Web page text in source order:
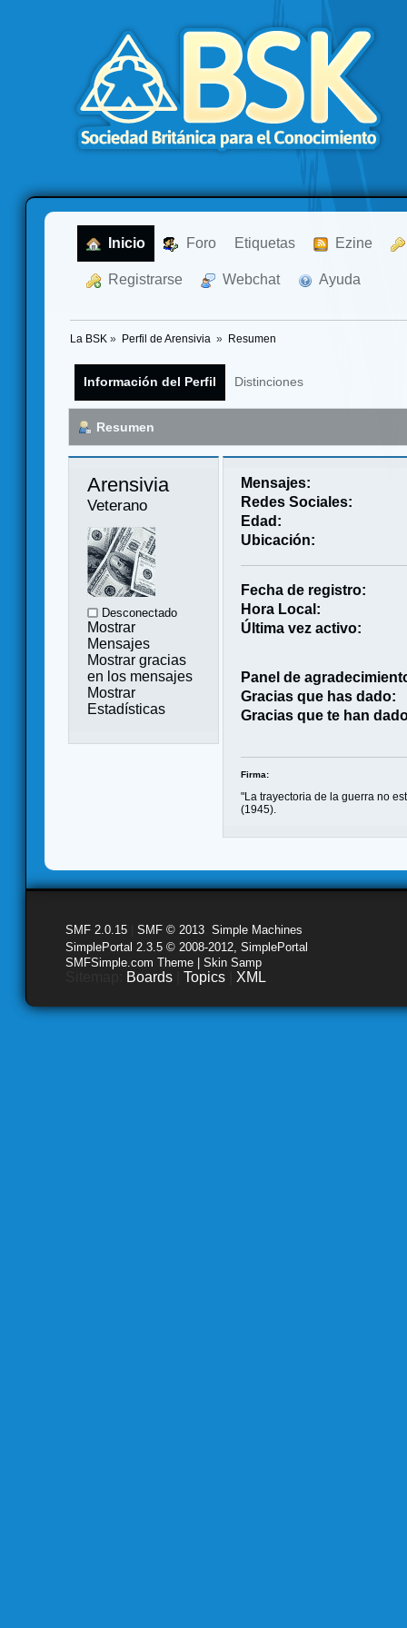
Inicio Foro Etiquetas Ezine
Registrarse Webchat Ayuda
La BSK » Perfil de Arensivia » Resumen
Información del Perfil Distinciones
Resumen
Arensivia
Veterano
Desconectado
Mostrar
Mensajes
Mostrar gracias
en los mensajes
Mostrar
Estadísticas
Mensajes:
Redes Sociales:
Edad:
Ubicación:
Fecha de registro:
Hora Local:
Última vez activo:
Panel de
Gracias que has dado:
Gracias que te han
Firma:
"La trayectoria de la guerra no
(1945).
SMF 2.0.15 SMF © 2013 Simple Machines
SimplePortal 2.3.5 © 2008-2012, SimplePortal
SMFSimple.com Theme | Skin Samp
Boards Topics XML